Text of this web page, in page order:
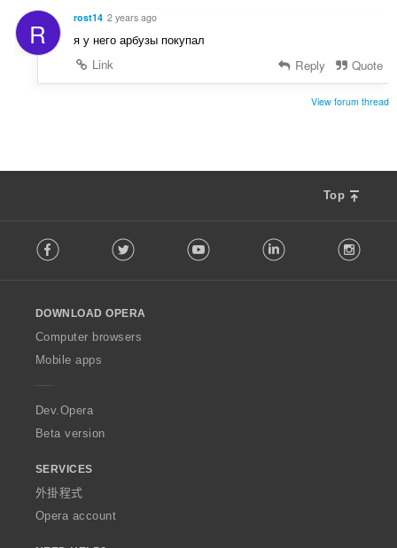
R rost14 2 years ago
я у него арбузы покупал
Link
Reply Quote
View forum thread
Top
o
w
O
p
a
Facebook Twitter Youtube LinkedIn
DOWNLOAD OPERA
Computer browsers
Mobile apps
Dev.Opera
Beta version
SERVICES
外掛程式
Opera account